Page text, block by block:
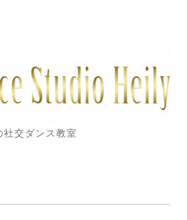
社交ダンス教室